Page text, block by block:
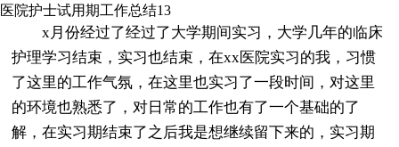
医院护士试用期工作总结13
x月份经过了经过了大学期间实习，大学几年的临床
护理学习结束，实习也结束，在xx医院实习的我，习惯
了这里的工作气氛，在这里也实习了一段时间，对这里
的环境也熟悉了，对日常的工作也有了一个基础的了
解，在实习期结束了之后我是想继续留下来的，实习期